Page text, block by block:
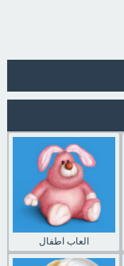
العاب اطفال